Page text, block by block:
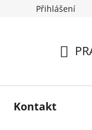
Reklamace
Přihlášení
Kontakt